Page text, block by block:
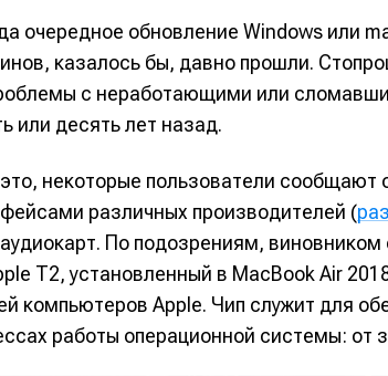
очередное обновление Windows или
казалось бы, давно прошли.
с неработающими или
или десять лет назад.
некоторые пользователи сообщают
различных производителей (раз
По подозрениям,
T2, установленный в MacBook Air
компьютеров Apple. Чип служит для
работы операционной системы: от